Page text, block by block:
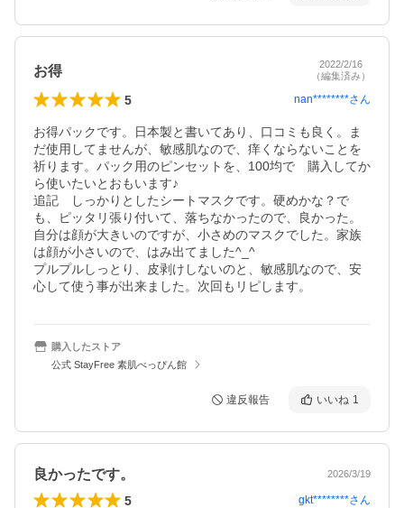
お得
2022/2/16
（編集済み）
5 nan********さん
お得パックです。日本製と書いてあり、口コミも良く。ま
だ使用してませんが、敏感肌なので、痒くならないことを
祈ります。パック用のピンセットを、100均で　購入してか
ら使いたいとおもいます♪
追記　しっかりとしたシートマスクです。硬めかな？で
も、ピッタリ張り付いて、落ちなかったので、良かった。
自分は顔が大きいのですが、小さめのマスクでした。家族
は顔が小さいので、はみ出てました^_^
プルプルしっとり、皮剥けしないのと、敏感肌なので、安
心して使う事が出来ました。次回もリピします。
購入したストア
公式 StayFree 素肌べっぴん館
違反報告 いいね 1
良かったです。 2026/3/19
5 gkt********さん